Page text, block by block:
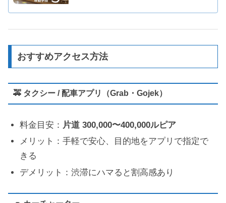
おすすめアクセス方法
🚕 タクシー / 配車アプリ（Grab・Gojek）
料金目安： 片道 300,000〜400,000ルピア
メリット：手軽で安心、目的地をアプリで指定で
きる
デメリット：渋滞にハマると割高感あり